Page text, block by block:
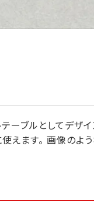
ーブルとしてデザイ
えます。 画像のよ